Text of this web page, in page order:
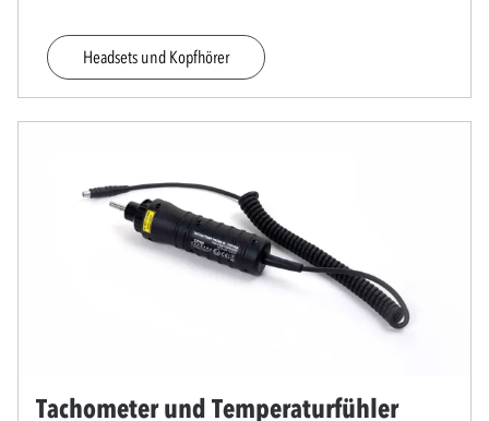
Headsets und Kopfhörer
Tachometer und Temperaturfühler